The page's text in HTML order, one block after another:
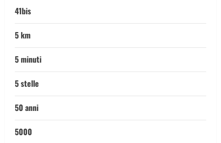
41bis
5 km
5 minuti
5 stelle
50 anni
5000